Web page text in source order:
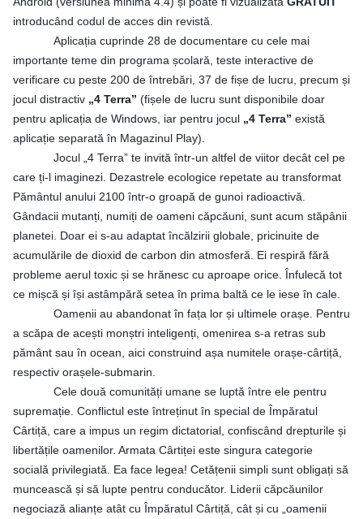
introducând codul de acces din revistă.
Aplicația cuprinde 28 de documentare cu cele mai
importante teme din programa școlară, teste interactive de
verificare cu peste 200 de întrebări, 37 de fișe de lucru, precum și
jocul distractiv „4 Terra” (fișele de lucru sunt disponibile doar
pentru aplicația de Windows, iar pentru jocul „4 Terra” există
aplicație separată în Magazinul Play).
Jocul „4 Terra” te invită într-un altfel de viitor decât cel pe
care ți-l imaginezi. Dezastrele ecologice repetate au transformat
Pământul anului 2100 într-o groapă de gunoi radioactivă.
Gândacii mutanți, numiți de oameni căpcăuni, sunt acum stăpânii
planetei. Doar ei s-au adaptat încălzirii globale, pricinuite de
acumulările de dioxid de carbon din atmosferă. Ei respiră fără
probleme aerul toxic și se hrănesc cu aproape orice. Înfulecă tot
ce mișcă și își astâmpără setea în prima baltă ce le iese în cale.
Oamenii au abandonat în fața lor și ultimele orașe. Pentru
a scăpa de acești monștri inteligenți, omenirea s-a retras sub
pământ sau în ocean, aici construind așa numitele orașe-cârtiță,
respectiv orașele-submarin.
Cele două comunități umane se luptă între ele pentru
supremație. Conflictul este întreținut în special de Împăratul
Cârtiță, care a impus un regim dictatorial, confiscând drepturile și
libertățile oamenilor. Armata Cârtiței este singura categorie
socială privilegiată. Ea face legea! Cetățenii simpli sunt obligați să
muncească și să lupte pentru conducător. Liderii căpcăunilor
negociază alianțe atât cu Împăratul Cârtiță, cât și cu „oamenii